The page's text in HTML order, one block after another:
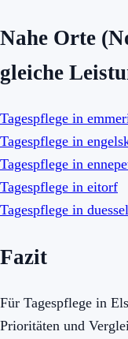
Nahe Orte
gleiche
Tagespflege in
Tagespflege in
Tagespflege in
Tagespflege in eitorf
Tagespflege in
Fazit
Für Tagespflege in
Prioritäten und